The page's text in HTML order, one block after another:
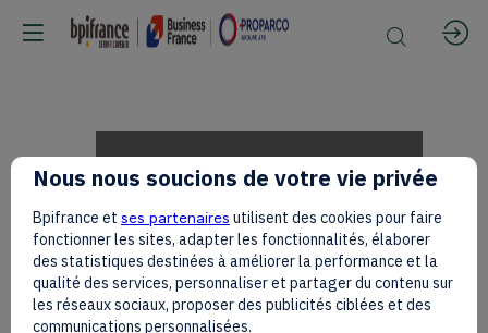
Alain
DI
Nous nous soucions de votre vie privée
Bpifrance et ses partenaires utilisent des cookies pour faire
fonctionner les sites, adapter les fonctionnalités, élaborer
des statistiques destinées à améliorer la performance et la
qualité des services, personnaliser et partager du contenu sur
les réseaux sociaux, proposer des publicités ciblées et des
communications personnalisées.